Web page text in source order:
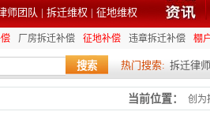
师团队 | 拆迁维权 | 征地维权
厂房拆迁补偿 征地补偿 违章拆迁补偿 棚
热门搜索: 拆迁律师
当前位置： 创为